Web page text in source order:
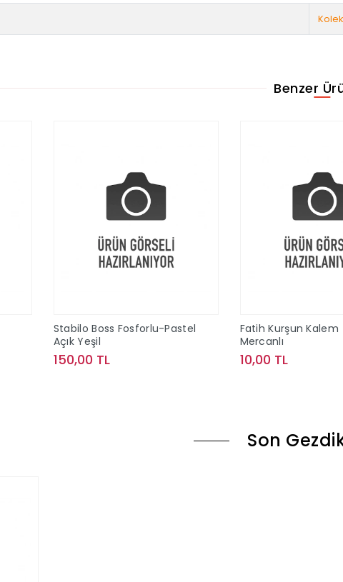
Benzer
Stabilo Boss Fosforlu-Pastel
Açık Yeşil
150,00 TL
Fatih Kurşun Kalem
Mercanlı
10,00 TL
Son